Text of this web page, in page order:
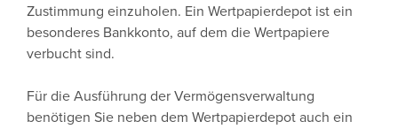
Zustimmung einzuholen. Ein Wertpapierdepot ist ein
besonderes Bankkonto, auf dem die Wertpapiere
verbucht sind.
Für die Ausführung der Vermögensverwaltung
benötigen Sie neben dem Wertpapierdepot auch ein